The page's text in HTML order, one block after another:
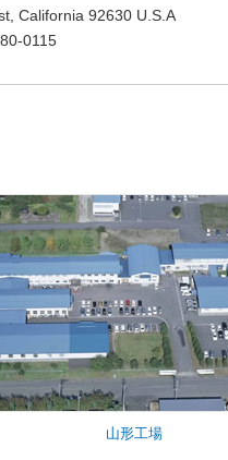
California 92630 U.S.A
0115
山形工場